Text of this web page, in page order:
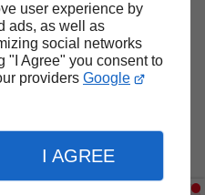
user experience by
ads, as well as
social networks
"I Agree" you consent to
providers Google
I AGREE
page